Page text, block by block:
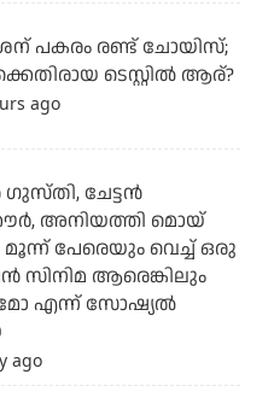
പകരം രണ്ട് ചോയിസ്;
ടെസ്റ്റില്‍ ആര്?
ago
ചേട്ടന്‍
അനിയത്തി മൊയ്
മൂന്ന് പേരെയും വെച്ച് ഒരു
സിനിമ ആരെങ്കിലും
എന്ന് സോഷ്യല്‍
ago